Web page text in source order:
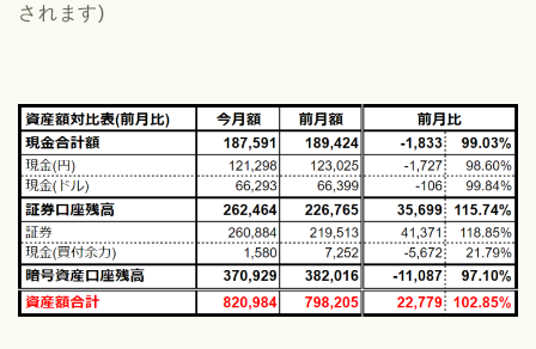
されます)